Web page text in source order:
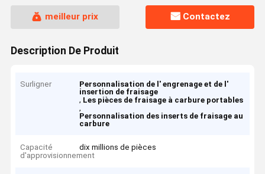
meilleur prix Contactez
Description De Produit
Surligner
Personnalisation de l' engrenage et de l'
insertion de fraisage
, Les pièces de fraisage à carbure portables
,
Personnalisation des inserts de fraisage au
carbure
Capacité
d'approvisionnement
dix millions de pièces